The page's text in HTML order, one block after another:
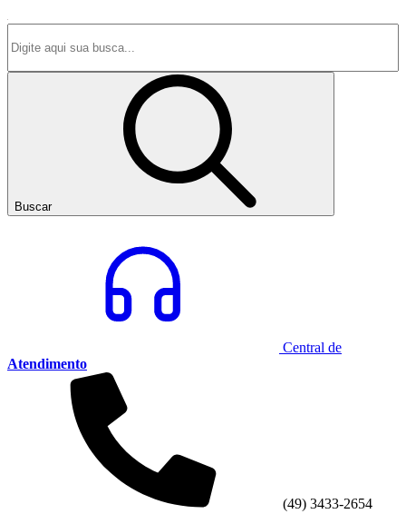
Buscar
Central de
Atendimento
(49) 3433-2654